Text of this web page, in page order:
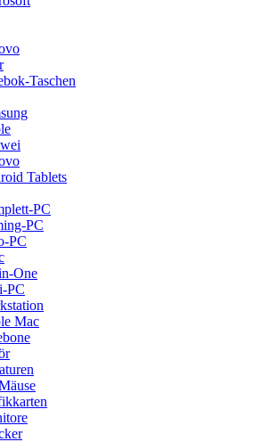
Taschen
Tablets
PC
PC
PC
One
PC
Mac